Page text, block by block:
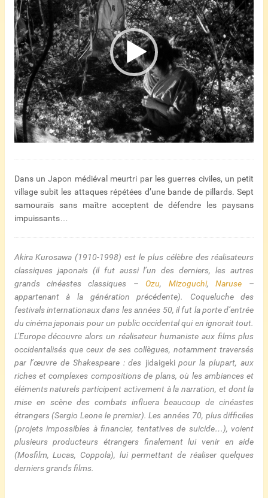
Dans un Japon médiéval meurtri par les guerres civiles, un petit
village subit les attaques répétées d’une bande de pillards. Sept
samouraïs sans maître acceptent de défendre les paysans
impuissants…
Akira Kurosawa (1910-1998) est le plus célèbre des réalisateurs
classiques japonais (il fut aussi l’un des derniers, les autres
grands cinéastes classiques –Ozu, Mizoguchi,Naruse –
appartenant à la génération précédente). Coqueluche des
festivals internationaux dans les années 50, il fut la porte d’entrée
du cinéma japonais pour un public occidental qui en ignorait tout.
L’Europe découvre alors un réalisateur humaniste aux films plus
occidentalisés que ceux de ses collègues, notamment traversés
par l’œuvre de Shakespeare : des jidaigekipour la plupart, aux
riches et complexes compositions de plans, où les ambiances et
éléments naturels participent activement à la narration, et dont la
mise en scène des combats influera beaucoup de cinéastes
étrangers (Sergio Leone le premier). Les années 70, plus difficiles
(projets impossibles à financier, tentatives de suicide…), voient
plusieurs producteurs étrangers finalement lui venir en aide
(Mosfilm, Lucas, Coppola), lui permettant de réaliser quelques
derniers grands films.